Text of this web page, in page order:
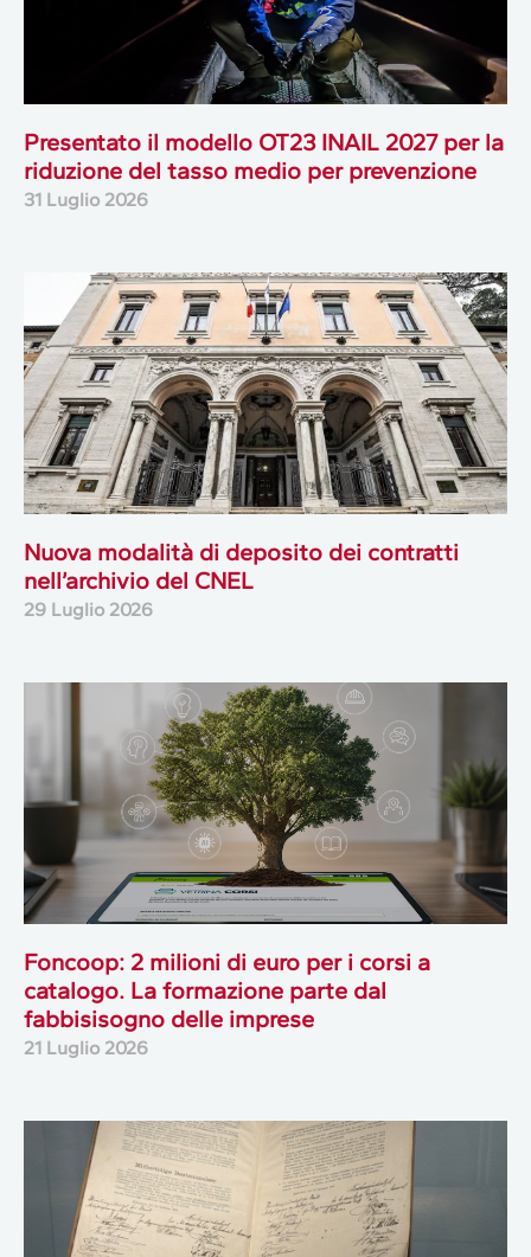
Presentato il modello OT23 INAIL 2027 per la
riduzione del tasso medio per prevenzione
31 Luglio 2026
Nuova modalità di deposito dei contratti
nell’archivio del CNEL
29 Luglio 2026
Foncoop: 2 milioni di euro per i corsi a
catalogo. La formazione parte dal
fabbisisogno delle imprese
21 Luglio 2026